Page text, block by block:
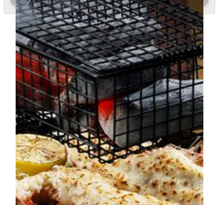
お食事のこだわり
MGM COTAIでしか味わえない、美食体験を。
Grill House
上質な肉や旬の海鮮を、お好みの焼き加減でお楽しみ
いただけます。ライチの薪と日本の備長炭で焼き上げ
ることで、香ばしい香りとジューシーな旨みがより引
き立ちます。海鮮も炭火でさっと火を入れ、素材の味
を生かしたシンプルで奥深い味わいに仕上げていま
す。薪と炭の香りを楽しみながら、こだわりのグリル
料理をご堪能ください。
Bar 58
Bar 58では、世界各地から厳選したワインとシグネチ
ャーカクテルをお楽しみいただけます。ディナー前の